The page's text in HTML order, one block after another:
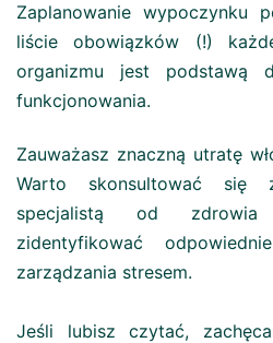
Zaplanowanie wypoczynku
liście obowiązków (!)
organizmu jest podstawą
funkcjonowania.
Zauważasz znaczną utratę
Warto skonsultować się
specjalistą od zdrowia
zidentyfikować
zarządzania stresem.
Jeśli lubisz czytać,